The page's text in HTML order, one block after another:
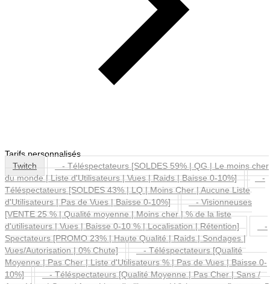
Tarifs personnalisés
Twitch
- Téléspectateurs [SOLDES 59% | QG | Le moins cher
du monde | Liste d'Utilisateurs | Vues | Raids | Baisse 0-10%]
-
Téléspectateurs [SOLDES 43% | LQ | Moins Cher | Aucune Liste
d'Utilisateurs | Pas de Vues | Baisse 0-10%]
- Visionneuses
[VENTE 25 % | Qualité moyenne | Moins cher | % de la liste
d'utilisateurs | Vues | Baisse 0-10 % | Localisation | Rétention]
-
Spectateurs [PROMO 23% | Haute Qualité | Raids | Sondages |
Vues/Autorisation | 0% Chute]
- Téléspectateurs [Qualité
Moyenne | Pas Cher | Liste d'Utilisateurs % | Pas de Vues | Baisse 0-
10%]
- Téléspectateurs [Qualité Moyenne | Pas Cher | Sans /